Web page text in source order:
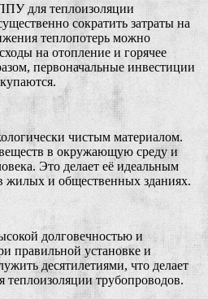
для теплоизоляции
сократить затраты на
теплопотерь можно
на отопление и горячее
первоначальные инвестиции
чистым материалом.
в окружающую среду и
Это делает её идеальным
жилых и общественных зданиях.
долговечностью и
правильной установке и
десятилетиями, что делает
трубопроводов.